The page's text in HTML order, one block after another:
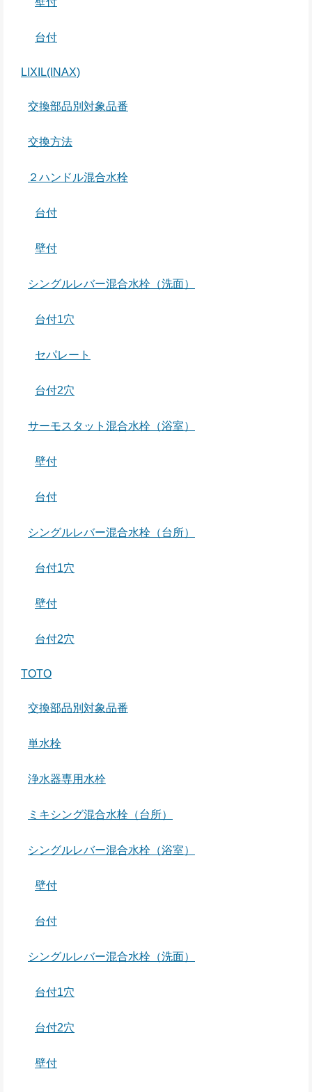
台付
LIXIL(INAX)
交換部品別対象品番
交換方法
２ハンドル混合水栓
台付
壁付
シングルレバー混合水栓（洗面）
台付1穴
セパレート
台付2穴
サーモスタット混合水栓（浴室）
壁付
台付
シングルレバー混合水栓（台所）
台付1穴
壁付
台付2穴
TOTO
交換部品別対象品番
単水栓
浄水器専用水栓
ミキシング混合水栓（台所）
シングルレバー混合水栓（浴室）
壁付
台付
シングルレバー混合水栓（洗面）
台付1穴
台付2穴
壁付